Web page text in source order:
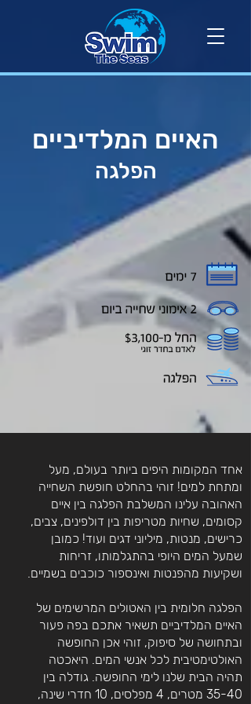
האיים המלדיביים
הפלגה
אחד המקומות היפים ביותר בעולם, מעל
ומתחת למים! זוהי בהחלט חופשת השחייה
האהובה עלינו המשלבת הפלגה בין איים
קסומים, שחיות מטריפות בין דולפינים, צבים,
כרישים, מנטות, מיליוני דגים ועוד! כמובן
שמעל המים היופי בהתגלמותו, זריחות
ושקיעות מהפנטות ואינספור כוכבים בשמיים.
הפלגה חלומית בין האטולים המרשימים של
האיים המלדיביים תשאיר אתכם בפה פעור
ובתחושה של סיפוק, זוהי אכן החופשה
האולטימטיבית לכל אנשי המים. היאכטה
תהיה הבית שלנו לימי החופשה. גודלה בין
35-40 מטרים, 4 מפלסים, 10 חדרי שינה,